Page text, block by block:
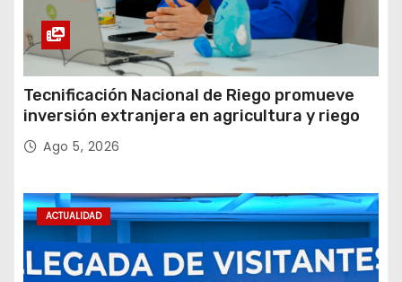
Tecnificación Nacional de Riego promueve
inversión extranjera en agricultura y riego
Ago 5, 2026
ACTUALIDAD